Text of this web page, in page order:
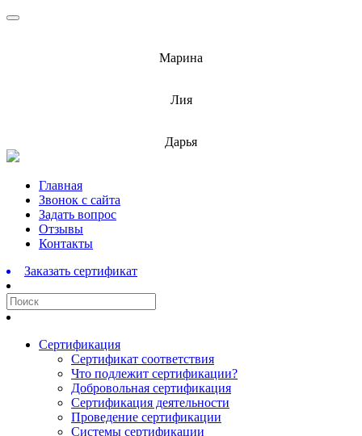
Марина
Лия
Дарья
Перейти
содержимому
Главная
Звонок с сайта
Задать вопрос
Отзывы
Контакты
Заказать сертификат
Сертификация
Сертификат соответствия
Что подлежит сертификации?
Добровольная сертификация
Сертификация деятельности
Проведение сертификации
Системы сертификации